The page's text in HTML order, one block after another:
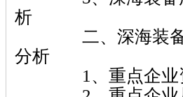
析
二、深海装备用
分析
1、重点企业资